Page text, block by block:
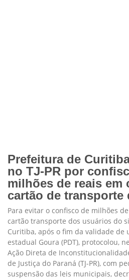
Prefeitura de
no TJ-PR por
milhões de reais em
cartão de transporte
Para evitar o confisco de milhões
cartão transporte dos usuários do
Curitiba, após o fim da validade de
estadual Goura (PDT), protocolou,
Ação Direta de
de Justiça do Paraná (TJ-PR), com
suspensão das leis municipais,